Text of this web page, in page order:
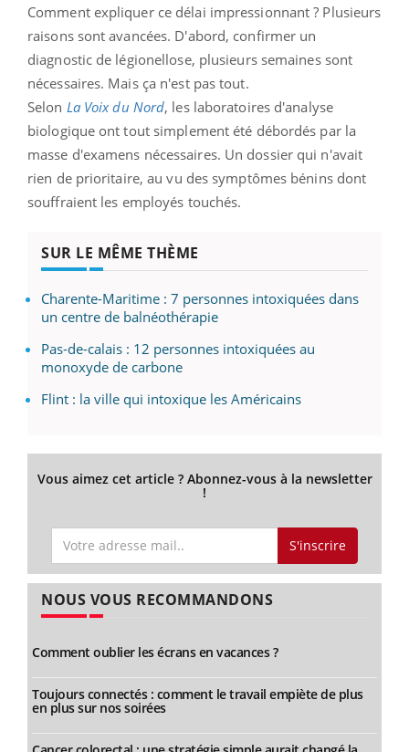
Comment expliquer ce délai impressionnant ? Plusieurs
raisons sont avancées. D'abord, confirmer un
diagnostic de légionellose, plusieurs semaines sont
nécessaires. Mais ça n'est pas tout.
Selon La Voix du Nord, les laboratoires d'analyse
biologique ont tout simplement été débordés par la
masse d'examens nécessaires. Un dossier qui n'avait
rien de prioritaire, au vu des symptômes bénins dont
souffraient les employés touchés.
SUR LE MÊME THÈME
Charente-Maritime : 7 personnes intoxiquées dans
un centre de balnéothérapie
Pas-de-calais : 12 personnes intoxiquées au
monoxyde de carbone
Flint : la ville qui intoxique les Américains
Vous aimez cet article ? Abonnez-vous à la newsletter
!
S'inscrire
NOUS VOUS RECOMMANDONS
Comment oublier les écrans en vacances ?
Toujours connectés : comment le travail empiète de plus
en plus sur nos soirées